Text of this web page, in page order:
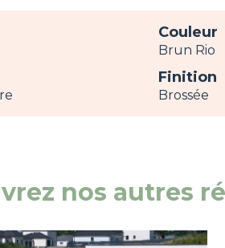
Couleur
Brun Rio
Finition
Brossée
nos autres